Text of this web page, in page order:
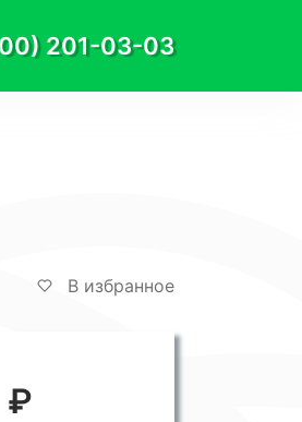
201-03-03
В избранное
₽